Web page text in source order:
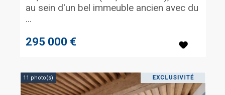
295 000 €
au sein d'un bel immeuble ancien avec du
...
11 photo(s)